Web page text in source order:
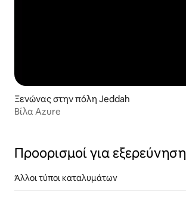
Ξενώνας στην πόλη Jeddah
Βίλα Azure
Προορισμοί για εξερεύνηση
Άλλοι τύποι καταλυμάτων